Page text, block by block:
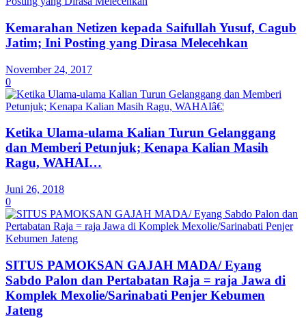
Kemarahan Netizen kepada Saifullah Yusuf, Cagub
Jatim; Ini Posting yang Dirasa Melecehkan
November 24, 2017
0
Ketika Ulama-ulama Kalian Turun Gelanggang
dan Memberi Petunjuk; Kenapa Kalian Masih
Ragu, WAHAI…
Juni 26, 2018
0
SITUS PAMOKSAN GAJAH MADA/ Eyang
Sabdo Palon dan Pertabatan Raja = raja Jawa di
Komplek Mexolie/Sarinabati Penjer Kebumen
Jateng